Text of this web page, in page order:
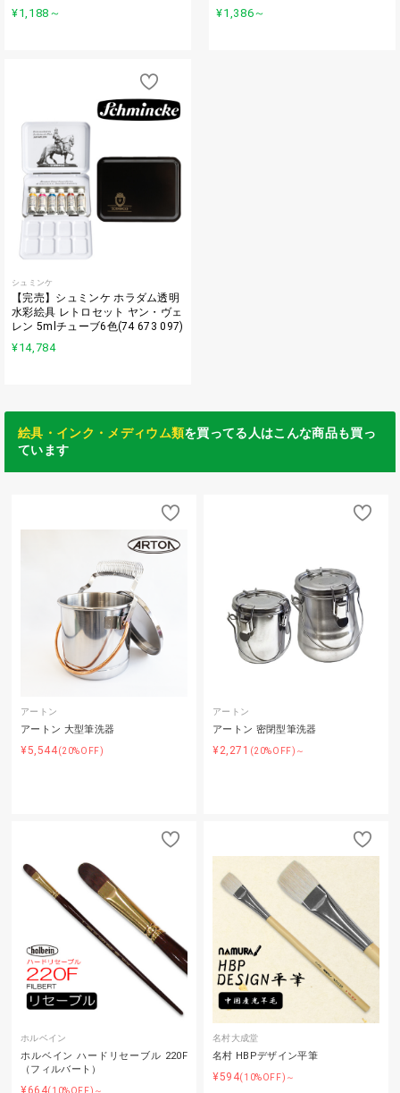
¥1,188 ～ ¥1,386～
シュミンケ
【完売】シュミンケ ホラダム透明
水彩絵具 レトロセット ヤン・ヴェ
レン 5mlチューブ6色(74 673 097)
¥14,784
絵具・インク・メディウム類を買ってる人はこんな商品も買っ
ています
アートン
アートン 大型筆洗器
¥5,544(20%OFF)
アートン
アートン 密閉型筆洗器
¥2,271 (20%OFF)～
ホルベイン
ホルベイン ハードリセーブル 220F
（フィルバート）
¥664(10%OFF)～
名村大成堂
名村 HBPデザイン平筆
¥594(10%OFF)～